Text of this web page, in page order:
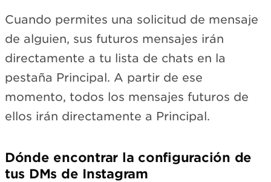
Cuando permites una solicitud de mensaje
de alguien, sus futuros mensajes irán
directamente a tu lista de chats en la
pestaña Principal. A partir de ese
momento, todos los mensajes futuros de
ellos irán directamente a Principal.
Dónde encontrar la configuración de
tus DMs de Instagram